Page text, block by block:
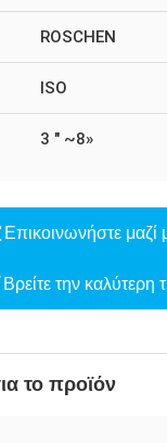
ROSCHEN
ISO
3 " ~8»
Επικοινωνήστε μαζί
Βρείτε την καλύτερη
το προϊόν